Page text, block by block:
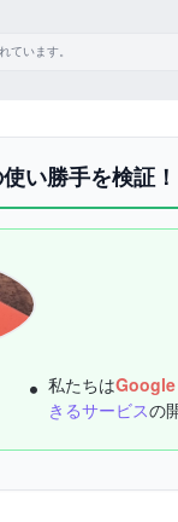
います。
い勝手を検証！
私たちは
きるサービスの